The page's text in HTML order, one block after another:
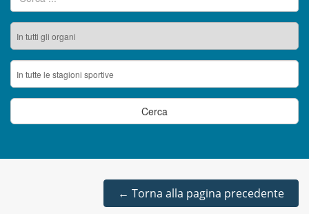
← Torna alla pagina precedente